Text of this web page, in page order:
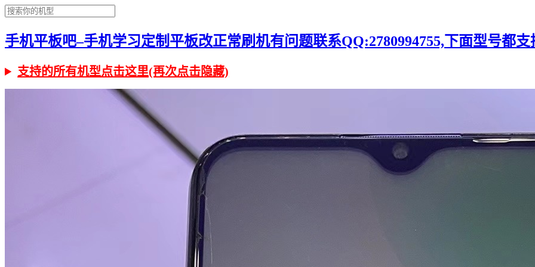
手机平板吧–手机学习定制平板改正常刷机有问题联系QQ:2780994755,下面型号都支
支持的所有机型点击这里(再次点击隐藏)